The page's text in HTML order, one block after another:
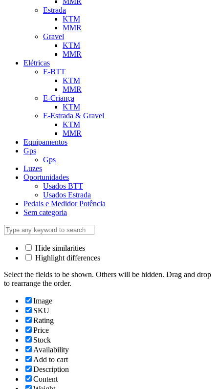
Estrada
KTM
MMR
Gravel
KTM
MMR
Elétricas
E-BTT
KTM
MMR
E-Criança
KTM
E-Estrada & Gravel
KTM
MMR
Equipamentos
Gps
Gps
Luzes
Oportunidades
Usados BTT
Usados Estrada
Pedais e Medidor Potência
Sem categoria
Hide similarities
Highlight differences
Select the fields to be shown. Others will be hidden. Drag and drop
to rearrange the order.
Image
SKU
Rating
Price
Stock
Availability
Add to cart
Description
Content